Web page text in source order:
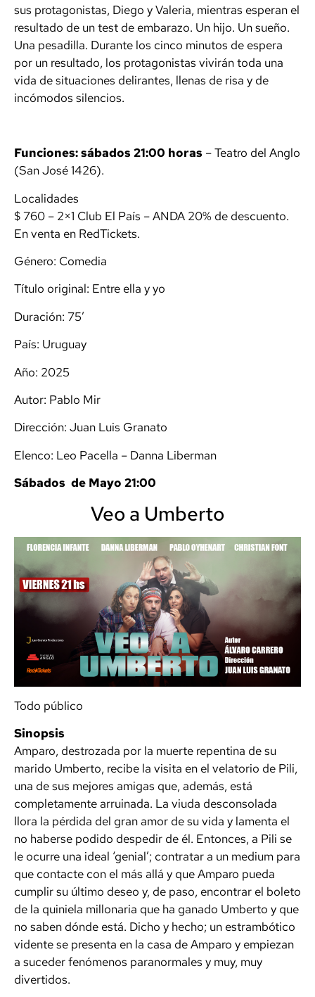
sus protagonistas, Diego y Valeria, mientras esperan el
resultado de un test de embarazo. Un hijo. Un sueño.
Una pesadilla. Durante los cinco minutos de espera
por un resultado, los protagonistas vivirán toda una
vida de situaciones delirantes, llenas de risa y de
incómodos silencios.
Funciones: sábados 21:00 horas – Teatro del Anglo
(San José 1426).
Localidades
$ 760 – 2×1 Club El País – ANDA 20% de descuento.
En venta en RedTickets.
Género: Comedia
Título original: Entre ella y yo
Duración: 75′
País: Uruguay
Año: 2025
Autor: Pablo Mir
Dirección: Juan Luis Granato
Elenco: Leo Pacella – Danna Liberman
Sábados de Mayo 21:00
Veo a Umberto
Todo público
Sinopsis
Amparo, destrozada por la muerte repentina de su
marido Umberto, recibe la visita en el velatorio de Pili,
una de sus mejores amigas que, además, está
completamente arruinada. La viuda desconsolada
llora la pérdida del gran amor de su vida y lamenta el
no haberse podido despedir de él. Entonces, a Pili se
le ocurre una ideal ‘genial’; contratar a un medium para
que contacte con el más allá y que Amparo pueda
cumplir su último deseo y, de paso, encontrar el boleto
de la quiniela millonaria que ha ganado Umberto y que
no saben dónde está. Dicho y hecho; un estrambótico
vidente se presenta en la casa de Amparo y empiezan
a suceder fenómenos paranormales y muy, muy
divertidos.